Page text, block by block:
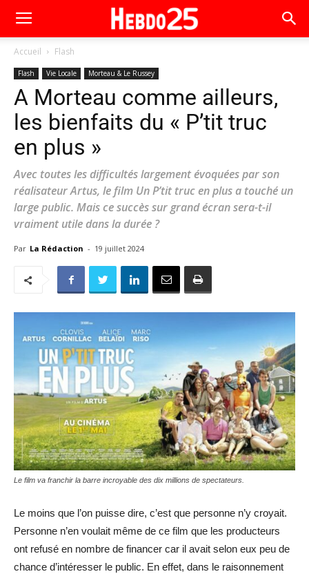
Accueil Flash
Flash Vie Locale Morteau & Le Russey
A Morteau comme ailleurs,
les bienfaits du « P’tit truc
en plus »
Avec toutes les difficultés largement évoquées par son
réalisateur Artus, le film Un P’tit truc en plus a touché un
large public. Mais ce succès sur grand écran sera-t-il
vraiment utile dans la durée ?
Par La Rédaction - 19 juillet 2024
Le film va franchir la barre incroyable des dix millions de spectateurs.
Le moins que l’on puisse dire, c’est que personne n’y croyait.
Personne n’en voulait même de ce film que les producteurs
ont refusé en nombre de financer car il avait selon eux peu de
chance d’intéresser le public. En effet, dans le raisonnement